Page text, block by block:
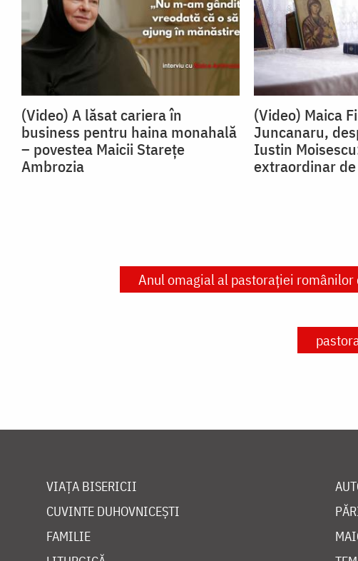
(Video) A lăsat cariera în
business pentru haina monahală
– povestea Maicii Starețe
Ambrozia
(Video) Maica
Juncanaru,
Iustin
extraordinar
Anul omagial al pastoraţiei
VIAȚA BISERICII
CUVINTE DUHOVNICEȘTI
FAMILIE